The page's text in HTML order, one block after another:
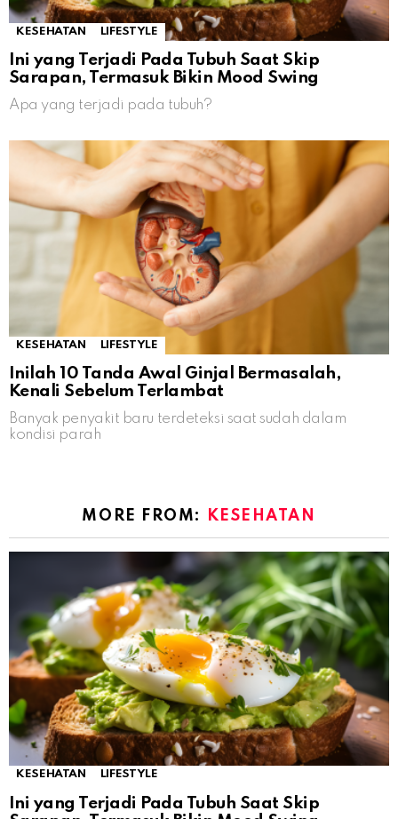
KESEHATAN LIFESTYLE
Ini yang Terjadi Pada Tubuh Saat Skip
Sarapan, Termasuk Bikin Mood Swing
Apa yang terjadi pada tubuh?
KESEHATAN LIFESTYLE
Inilah 10 Tanda Awal Ginjal Bermasalah,
Kenali Sebelum Terlambat
Banyak penyakit baru terdeteksi saat sudah dalam
kondisi parah
MORE FROM: KESEHATAN
KESEHATAN LIFESTYLE
Ini yang Terjadi Pada Tubuh Saat Skip